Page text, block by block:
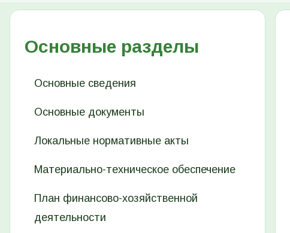
Основные разделы
Основные сведения
Основные документы
Локальные нормативные акты
Материально-техническое обеспечение
План финансово-хозяйственной
деятельности